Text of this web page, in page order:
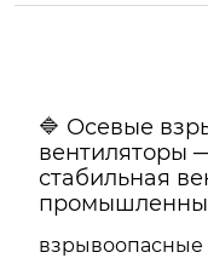
🔷 Осевые
вентиляторы
стабильная